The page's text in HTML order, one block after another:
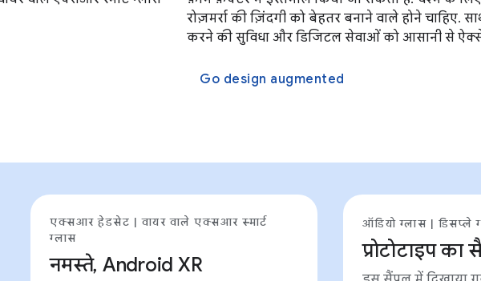
रोज़मर्रा की ज़िंदगी को बेहतर बनाने वाले होने चाहिए.
करने की सुविधा और डिजिटल सेवाओं को आसानी से
Go design augmented
एक्सआर हेडसेट | वायर वाले एक्सआर स्मार्ट
ग्लास
नमस्ते, Android XR
ऑडियो ग्लास | डिसप्ले
प्रोटोटाइप का